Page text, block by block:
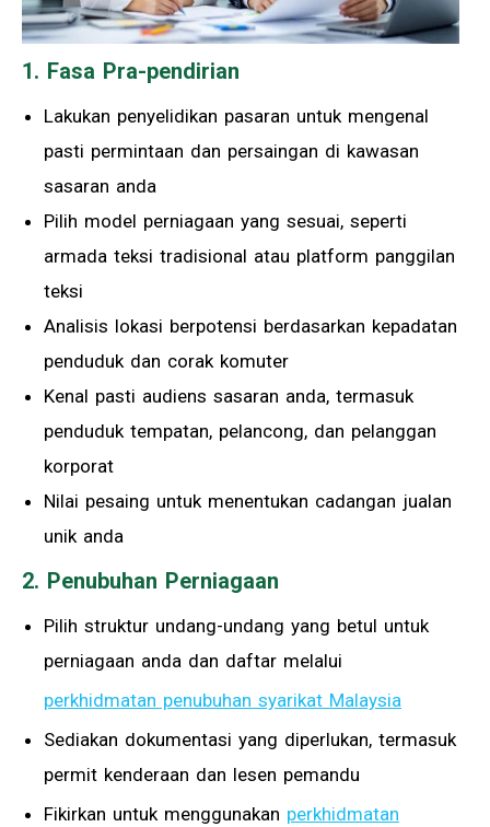
1. Fasa Pra-pendirian
Lakukan penyelidikan pasaran untuk mengenal
pasti permintaan dan persaingan di kawasan
sasaran anda
Pilih model perniagaan yang sesuai, seperti
armada teksi tradisional atau platform panggilan
teksi
Analisis lokasi berpotensi berdasarkan kepadatan
penduduk dan corak komuter
Kenal pasti audiens sasaran anda, termasuk
penduduk tempatan, pelancong, dan pelanggan
korporat
Nilai pesaing untuk menentukan cadangan jualan
unik anda
2. Penubuhan Perniagaan
Pilih struktur undang-undang yang betul untuk
perniagaan anda dan daftar melalui
perkhidmatan penubuhan syarikat Malaysia
Sediakan dokumentasi yang diperlukan, termasuk
permit kenderaan dan lesen pemandu
Fikirkan untuk menggunakan perkhidmatan